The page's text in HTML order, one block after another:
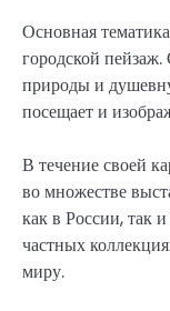
Основная
городской пейзаж.
природы и
посещает и
В течение своей
во множестве
как в России, так
частных
миру.